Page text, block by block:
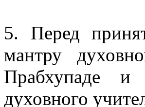
5. Перед
мантру
Прабхупаде и
духовного